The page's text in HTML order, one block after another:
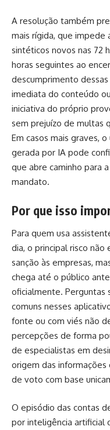
A resolução também
mais rígida, que impede
sintéticos novos nas 72
horas seguintes ao
descumprimento
imediata do conteúdo
iniciativa do próprio
sem prejuízo de multas
Em casos mais graves,
gerada por IA pode
que abre caminho para
mandato.
Por que isso
Para quem usa
dia, o principal risco não
sanção às empresas,
chega até o público
oficialmente. Perguntas
comuns nesses
fonte ou com viés não
percepções de forma
de especialistas em
origem das
de voto com base
O episódio das contas
por inteligência artificial